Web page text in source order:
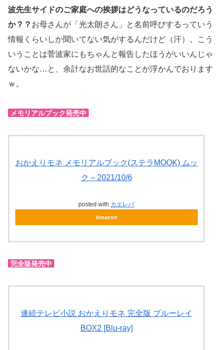
波先生サイドのご家庭への挨拶はどうなっているのだろう
か？？ お母さんが「光太朗さん」と名前呼びするっていう
情報くらいしか聞いてない気がするんだけど（汗）。こう
いうことは菅波家にもちゃんと報告したほうがいいんじゃ
ないかな…と、余計なお世話的なことが浮かんでおります
ｗ。
メモリアルブック発売中
おかえりモネ メモリアルブック(ステラMOOK) ムッ
ク – 2021/10/6
posted with カエレバ
Amazon
完全版発売中
連続テレビ小説 おかえりモネ 完全版 ブルーレイ
BOX2 [Blu-ray]